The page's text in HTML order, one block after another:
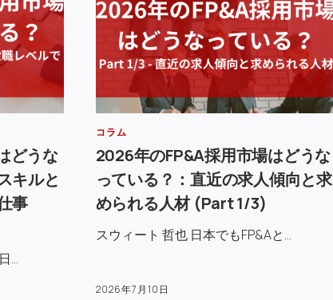
どうな
キルと
事
…
コラム
2026年のFP&A採用市場はどうな
っている？：直近の求人傾向と求
められる人材 (Part 1/3)
スウィート 哲也 日本でもFP&Aと…
2026年7月10日